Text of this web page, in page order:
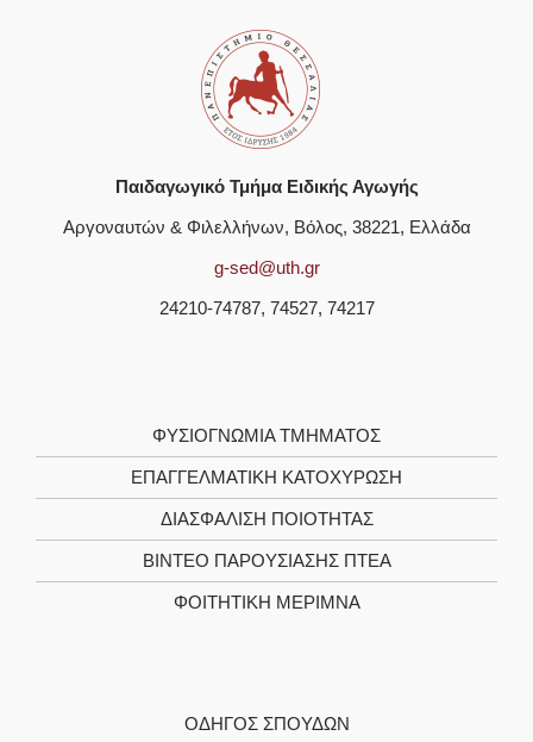
Παιδαγωγικό Τμήμα Ειδικής Αγωγής
Αργοναυτών & Φιλελλήνων, Βόλος, 38221, Ελλάδα
g-sed@uth.gr
24210-74787, 74527, 74217
ΦΥΣΙΟΓΝΩΜΊΑ ΤΜΉΜΑΤΟΣ
ΕΠΑΓΓΕΛΜΑΤΙΚΉ ΚΑΤΟΧΎΡΩΣΗ
ΔΙΑΣΦΆΛΙΣΗ ΠΟΙΌΤΗΤΑΣ
ΒΊΝΤΕΟ ΠΑΡΟΥΣΊΑΣΗΣ ΠΤΕΑ
ΦΟΙΤΗΤΙΚΉ ΜΈΡΙΜΝΑ
ΟΔΗΓΌΣ ΣΠΟΥΔΏΝ